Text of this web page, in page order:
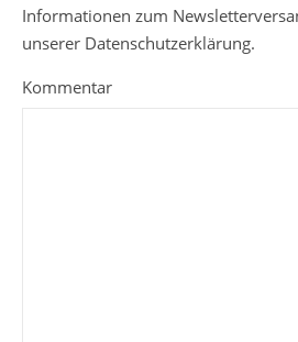
Informationen zum
unserer Datenschutzerklärung.
Kommentar